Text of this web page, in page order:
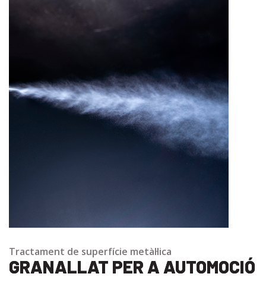
Tractament de superfície metàl·lica
GRANALLAT PER A AUTOMOCIÓ